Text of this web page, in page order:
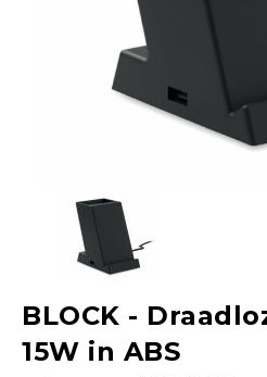
BLOCK -
15W in ABS